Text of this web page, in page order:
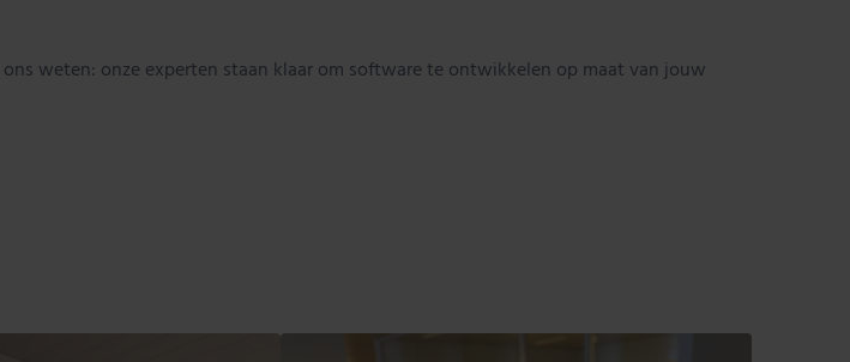
weten: onze experten staan klaar om software te ontwikkelen op maat van jouw